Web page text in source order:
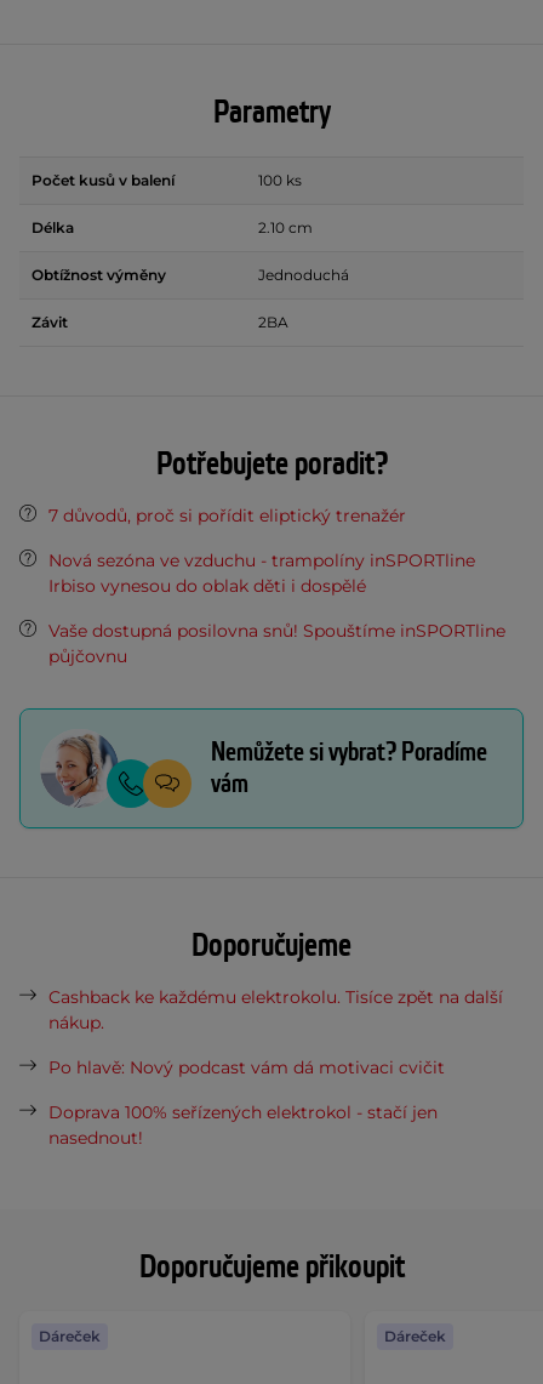
Doporučujeme přikoupit
Dáreček Dáreček
Parametry
Počet kusů v balení 100 ks
Délka 2.10 cm
Obtížnost výměny Jednoduchá
Závit 2BA
Potřebujete poradit?
7 důvodů, proč si pořídit eliptický trenažér
Nová sezóna ve vzduchu - trampolíny inSPORTline
Irbiso vynesou do oblak děti i dospělé
Vaše dostupná posilovna snů! Spouštíme inSPORTline
půjčovnu
Nemůžete si vybrat? Poradíme
vám
Doporučujeme
Cashback ke každému elektrokolu. Tisíce zpět na další
nákup.
Po hlavě: Nový podcast vám dá motivaci cvičit
Doprava 100% seřízených elektrokol - stačí jen
nasednout!